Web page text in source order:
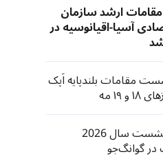
ارشد سازمان
آسیا-اقیانوسیه در
مقامات بلندپایه اَپک
مه
برگزاری نخستین نشست سال 2026
گوانگ‌جو